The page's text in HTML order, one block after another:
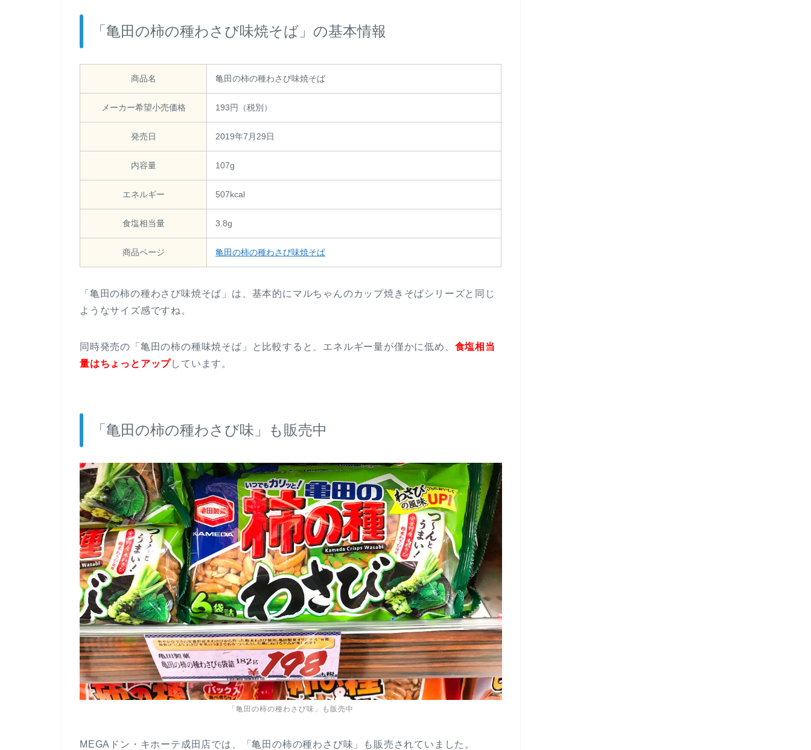
「亀田の柿の種わさび味焼そば」の基本情報
商品名 亀田の柿の種わさび味焼そば
メーカー希望小売価格 193円（税別）
発売日 2019年7月29日
内容量 107g
エネルギー 507kcal
食塩相当量 3.8g
商品ページ 亀田の柿の種わさび味焼そば
「亀田の柿の種わさび味焼そば」は、基本的にマルちゃんのカップ焼きそばシリーズと同じ
ようなサイズ感ですね。
同時発売の「亀田の柿の種味焼そば」と比較すると、エネルギー量が僅かに低め、 食塩相当
量はちょっとアップしています。
「亀田の柿の種わさび味」も販売中
「亀田の柿の種わさび味」も販売中
MEGAドン・キホーテ成田店では、「亀田の柿の種わさび味」も販売されていました。